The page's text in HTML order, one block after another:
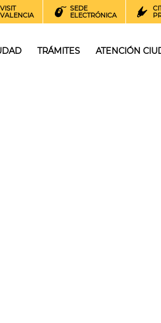
VISIT
VALENCIA
SEDE
ELECTRÓNICA
TRÁMITES ATENCIÓN